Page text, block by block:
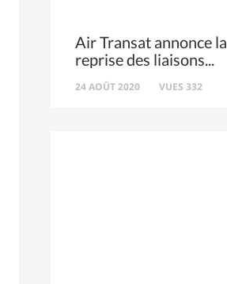
Air Transat annonce la
reprise des liaisons
24 AOÛT 2020 VUES 332